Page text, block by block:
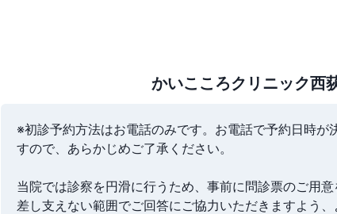
かいこころクリニック西
※初診予約方法はお電話のみです。お電話で予約日時が
すので、あらかじめご了承ください。
当院では診察を円滑に行うため、事前に問診票のご用意
差し支えない範囲でご回答にご協力いただきますよう、